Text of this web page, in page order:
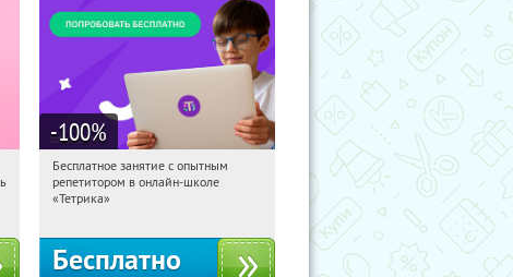
-100%
02:12:10 Получили:
Москва, Россия
Бесплатное занятие с опытным
репетитором в онлайн-школе
«Тетрика»
Бесплатно